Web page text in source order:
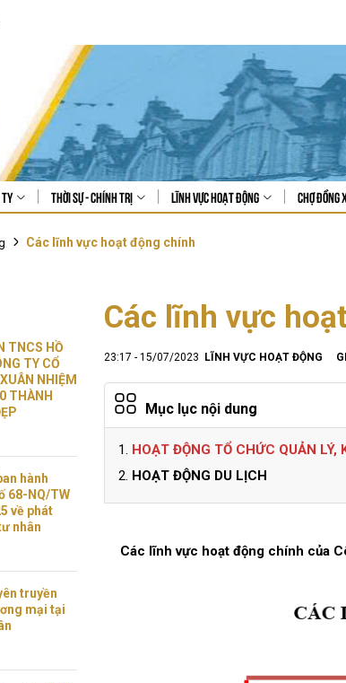
ty Thời sự - Chính trị Lĩnh vực hoạt động Chợ Đồng
Các lĩnh vực hoạt động chính
TNCS HỒ
TY CỔ
NHIỆM
THÀNH
hành
68-NQ/TW
về phát
nhân
truyền
mại tại
Các lĩnh vực
23:17 - 15/07/2023 LĨNH VỰC HOẠT ĐỘNG
Mục lục nội dung
HOẠT ĐỘNG TỔ CHỨC QUẢN
HOẠT ĐỘNG DU LỊCH
Các lĩnh vực hoạt động chính của